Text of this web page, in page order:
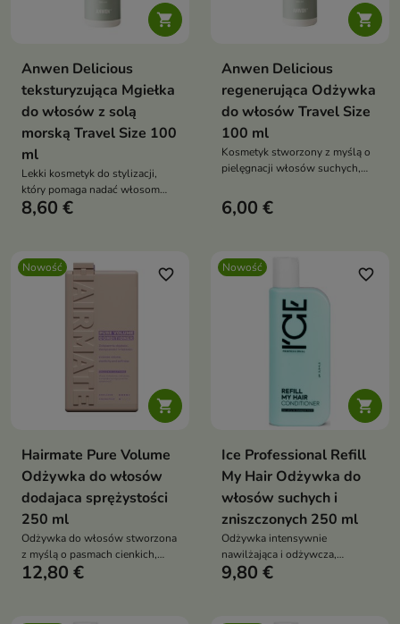

Anwen Delicious
teksturyzująca Mgiełka
do włosów z solą
morską Travel Size 100
ml
Lekki kosmetyk do stylizacji,
który pomaga nadać włosom
naturalną teksturę, objętość i
8,60 €

Anwen Delicious
regenerująca Odżywka
do włosów Travel Size
100 ml
Kosmetyk stworzony z myślą o
pielęgnacji włosów suchych,
6,00 €
Nowość

favorite_border
Hairmate Pure Volume
Odżywka do włosów
dodajaca sprężystości
250 ml
Odżywka do włosów stworzona
z myślą o pasmach cienkich,
delikatnych i pozbawionych
12,80 €
Nowość

favorite_border
Ice Professional Refill
My Hair Odżywka do
włosów suchych i
zniszczonych 250 ml
Odżywka intensywnie
nawilżająca i odżywcza,
przeznaczona do pielęgnacji
9,80 €